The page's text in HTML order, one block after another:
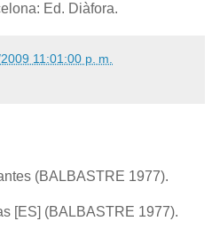
Ed. Diàfora.
11:01:00 p. m.
(BALBASTRE 1977).
[ES] (BALBASTRE 1977).